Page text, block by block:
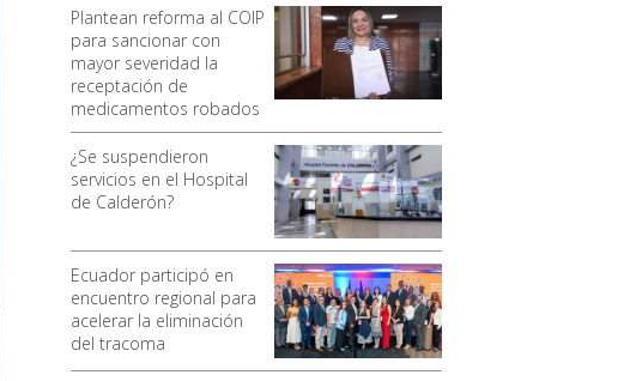
Plantean reforma al COIP
para sancionar con
mayor severidad la
receptación de
medicamentos robados
¿Se suspendieron
servicios en el Hospital
de Calderón?
Ecuador participó en
encuentro regional para
acelerar la eliminación
del tracoma